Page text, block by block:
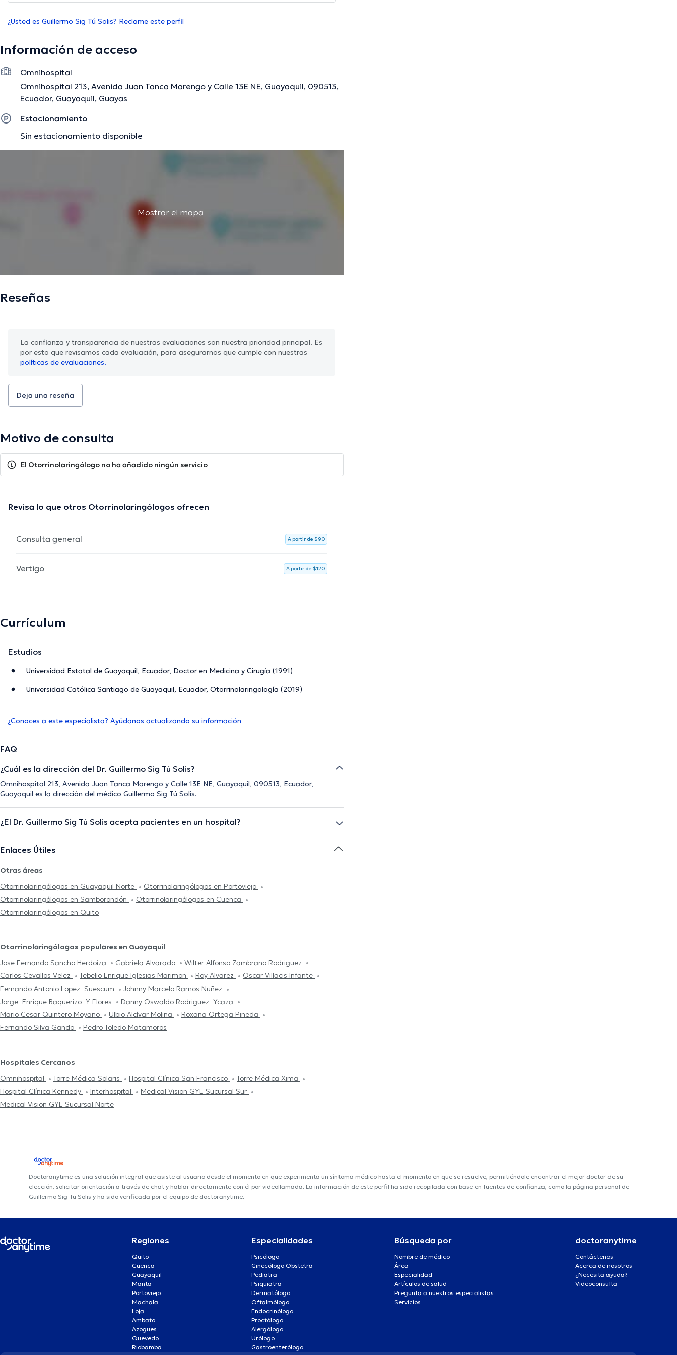
¿Usted es Guillermo Sig Tú Solis? Reclame este perfil
Información de acceso
Omnihospital
Omnihospital 213, Avenida Juan Tanca Marengo y Calle 13E NE, Guayaquil, 090513,
Ecuador, Guayaquil, Guayas
Estacionamiento
Sin estacionamiento disponible
Mostrar el mapa
Reseñas
La confianza y transparencia de nuestras evaluaciones son nuestra prioridad principal. Es
por esto que revisamos cada evaluación, para asegurarnos que cumple con nuestras
políticas de evaluaciones.
Deja una reseña
Motivo de consulta
El Otorrinolaringólogo no ha añadido ningún servicio
Revisa lo que otros Otorrinolaringólogos ofrecen
Consulta general A partir de $90
Vertigo A partir de $120
Currículum
Estudios
Universidad Estatal de Guayaquil, Ecuador, Doctor en Medicina y Cirugía (1991)
Universidad Católica Santiago de Guayaquil, Ecuador, Otorrinolaringología (2019)
¿Conoces a este especialista? Ayúdanos actualizando su información
FAQ
¿Cuál es la dirección del Dr. Guillermo Sig Tú Solis?
Omnihospital 213, Avenida Juan Tanca Marengo y Calle 13E NE, Guayaquil, 090513, Ecuador,
Guayaquil es la dirección del médico Guillermo Sig Tú Solis.
¿El Dr. Guillermo Sig Tú Solis acepta pacientes en un hospital?
Enlaces Útiles
Otras áreas
Otorrinolaringólogos en Guayaquil Norte
Otorrinolaringólogos en Portoviejo
Otorrinolaringólogos en Samborondón
Otorrinolaringólogos en Cuenca
Otorrinolaringólogos en Quito
Otorrinolaringólogos populares en Guayaquil
Jose Fernando Sancho Herdoiza
Gabriela Alvarado
Wilter Alfonso Zambrano Rodriguez
Carlos Cevallos Velez
Tebelio Enrique Iglesias Marimon Roy Alvarez
Oscar Villacis Infante
Fernando Antonio Lopez Suescum
Johnny Marcelo Ramos Nuñez
Jorge Enrique Baquerizo Y Flores
Danny Oswaldo Rodriguez Ycaza
Mario Cesar Quintero Moyano
Ulbio Alcívar Molina
Roxana Ortega Pineda
Fernando Silva Gando
Pedro Toledo Matamoros
Hospitales Cercanos
Omnihospital
Torre Médica Solaris Hospital Clínica San Francisco
Torre Médica Xima
Hospital Clínica Kennedy
Interhospital
Medical Vision GYE Sucursal Sur
Medical Vision GYE Sucursal Norte
Doctoranytime es una solución integral que asiste al usuario desde el momento en que experimenta un síntoma médico hasta el momento en que se resuelve, permitiéndole encontrar el mejor doctor de su
elección, solicitar orientación a través de chat y hablar directamente con él por videollamada. La información de este perfil ha sido recopilada con base en fuentes de confianza, como la página personal de
Guillermo Sig Tu Solis y ha sido verificada por el equipo de doctoranytime.
Regiones
Quito
Cuenca
Guayaquil
Manta
Portoviejo
Machala
Loja
Ambato
Azogues
Quevedo
Riobamba
Especialidades
Psicólogo
Ginecólogo Obstetra
Pediatra
Psiquiatra
Dermatólogo
Oftalmólogo
Endocrinólogo
Proctólogo
Alergólogo
Urólogo
Gastroenterólogo
Búsqueda por
Nombre de médico
Área
Especialidad
Artículos de salud
Pregunta a nuestros especialistas
Servicios
doctoranytime
Contáctenos
Acerca de nosotros
¿Necesita ayuda?
Videoconsulta